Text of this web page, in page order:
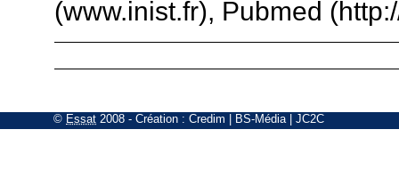
(www.inist.fr), Pubmed
© Essat 2008 - Création : Credim BS-Média| JC2C